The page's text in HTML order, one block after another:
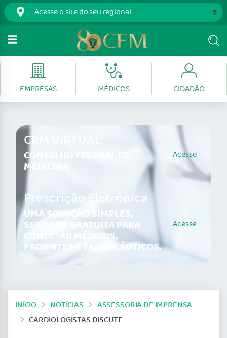
EMPRESAS MÉDICOS CIDADÃO
CRM VIRTUAL
CONSELHO FEDERAL DE
MEDICINA
Acesse
Prescrição Eletrônica
UMA SOLUÇÃO SIMPLES,
SEGURA E GRATUITA PARA
CONECTAR MÉDICOS,
PACIENTES E FARMACÊUTICOS.
Acesse
INÍCIO NOTÍCIAS
ASSESSORIA DE IMPRENSA
CARDIOLOGISTAS DISCUTEM EM RECIFE EFEITOS DA QUIMIOTERAPIA SOBRE O CORAÇÃO